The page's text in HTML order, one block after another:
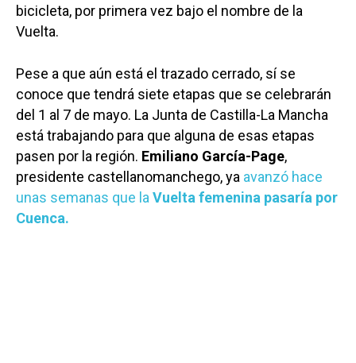
bicicleta, por primera vez bajo el nombre de la
Vuelta.
Pese a que aún está el trazado cerrado, sí se
conoce que tendrá siete etapas que se celebrarán
del 1 al 7 de mayo. La Junta de Castilla-La Mancha
está trabajando para que alguna de esas etapas
pasen por la región. Emiliano García-Page,
presidente castellanomanchego, ya avanzó hace
unas semanas que la Vuelta femenina pasaría por
Cuenca.